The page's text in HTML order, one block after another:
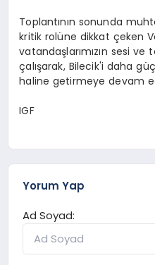
Toplantının sonunda
kritik rolüne dikkat çeken
vatandaşlarımızın sesi ve
çalışarak, Bilecik'i daha
haline getirmeye devam
IGF
Yorum Yap
Ad Soyad: